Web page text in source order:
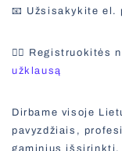
📧 Užsisakykite
✍🏻 Registruokitės
užklausą
Dirbame visoje
pavyzdžiais,
gaminius išsirinkti.